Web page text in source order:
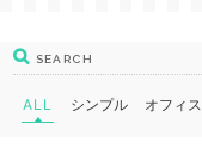
SEARCH
ALL シンプル オフィス